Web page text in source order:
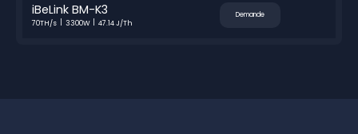
iBeLink BM-K3
70TH/s 3300W 47.14 J/Th
Demande